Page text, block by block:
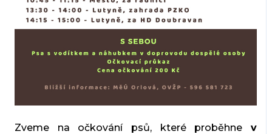
Zveme na očkování psů, které proběhnev